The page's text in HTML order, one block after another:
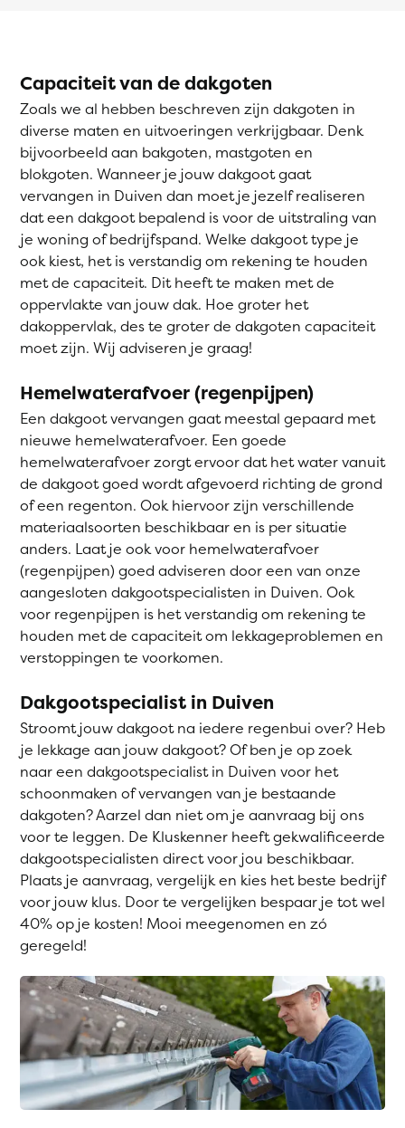
Capaciteit van de dakgoten
Zoals we al hebben beschreven zijn dakgoten in
diverse maten en uitvoeringen verkrijgbaar. Denk
bijvoorbeeld aan bakgoten, mastgoten en
blokgoten. Wanneer je jouw dakgoot gaat
vervangen in Duiven dan moet je jezelf realiseren
dat een dakgoot bepalend is voor de uitstraling van
je woning of bedrijfspand. Welke dakgoot type je
ook kiest, het is verstandig om rekening te houden
met de capaciteit. Dit heeft te maken met de
oppervlakte van jouw dak. Hoe groter het
dakoppervlak, des te groter de dakgoten capaciteit
moet zijn. Wij adviseren je graag!
Hemelwaterafvoer (regenpijpen)
Een dakgoot vervangen gaat meestal gepaard met
nieuwe hemelwaterafvoer. Een goede
hemelwaterafvoer zorgt ervoor dat het water vanuit
de dakgoot goed wordt afgevoerd richting de grond
of een regenton. Ook hiervoor zijn verschillende
materiaalsoorten beschikbaar en is per situatie
anders. Laat je ook voor hemelwaterafvoer
(regenpijpen) goed adviseren door een van onze
aangesloten dakgootspecialisten in Duiven. Ook
voor regenpijpen is het verstandig om rekening te
houden met de capaciteit om lekkageproblemen en
verstoppingen te voorkomen.
Dakgootspecialist in Duiven
Stroomt jouw dakgoot na iedere regenbui over? Heb
je lekkage aan jouw dakgoot? Of ben je op zoek
naar een dakgootspecialist in Duiven voor het
schoonmaken of vervangen van je bestaande
dakgoten? Aarzel dan niet om je aanvraag bij ons
voor te leggen. De Kluskenner heeft gekwalificeerde
dakgootspecialisten direct voor jou beschikbaar.
Plaats je aanvraag, vergelijk en kies het beste bedrijf
voor jouw klus. Door te vergelijken bespaar je tot wel
40% op je kosten! Mooi meegenomen en zó
geregeld!